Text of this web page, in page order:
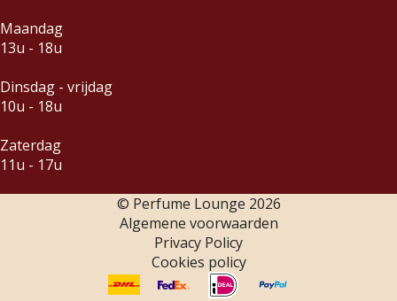
Maandag
13u - 18u
Dinsdag - vrijdag
10u - 18u
Zaterdag
11u - 17u
© Perfume Lounge 2026
Algemene voorwaarden
Privacy Policy
Cookies policy